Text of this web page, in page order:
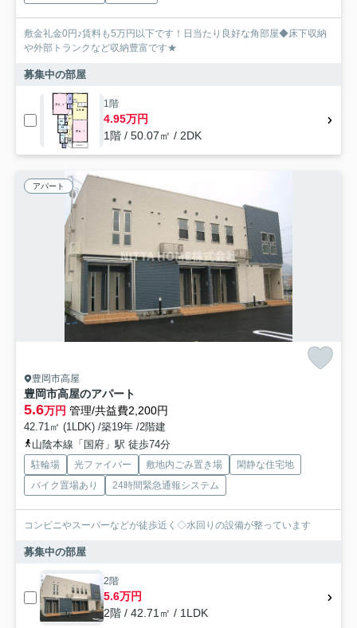
敷金礼金0円♪賃料も5万円以下です！日当たり良好な角部屋◆床下収納
や外部トランクなど収納豊富です★
募集中の部屋
1階
4.95万円
1階 / 50.07㎡ / 2DK
アパート
豊岡市高屋
豊岡市高屋のアパート
5.6万円 管理/共益費2,200円
42.71㎡ (1LDK) /築19年 /2階建
山陰本線「国府」駅 徒歩74分
駐輪場 光ファイバー 敷地内ごみ置き場
閑静な住宅地
バイク置場あり
24時間緊急通報システム
コンビニやスーパーなどが徒歩近く◇水回りの設備が整っています
募集中の部屋
2階
5.6万円
2階 / 42.71㎡ / 1LDK